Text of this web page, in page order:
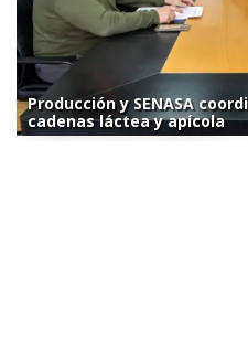
Producción y SENASA
cadenas láctea y apícola